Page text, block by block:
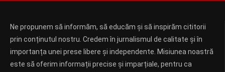
Ne propunem să informăm, să educăm și să inspirăm cititorii
prin conținutul nostru. Credem în jurnalismul de calitate și în
importanța unei prese libere și independente. Misiunea noastră
este să oferim informații precise și imparțiale, pentru ca